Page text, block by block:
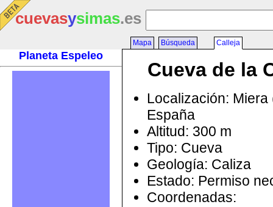
cuevasysimas.es
Planeta Espeleo
Mapa Búsqueda Calleja
Cueva de la
Localización: Miera
España
Altitud: 300 m
Tipo: Cueva
Geología: Caliza
Estado: Permiso
Coordenadas: